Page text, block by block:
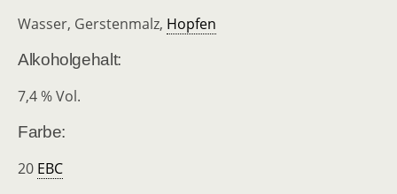
Wasser, Gerstenmalz, Hopfen
Alkoholgehalt:
7,4 % Vol.
Farbe:
20 EBC